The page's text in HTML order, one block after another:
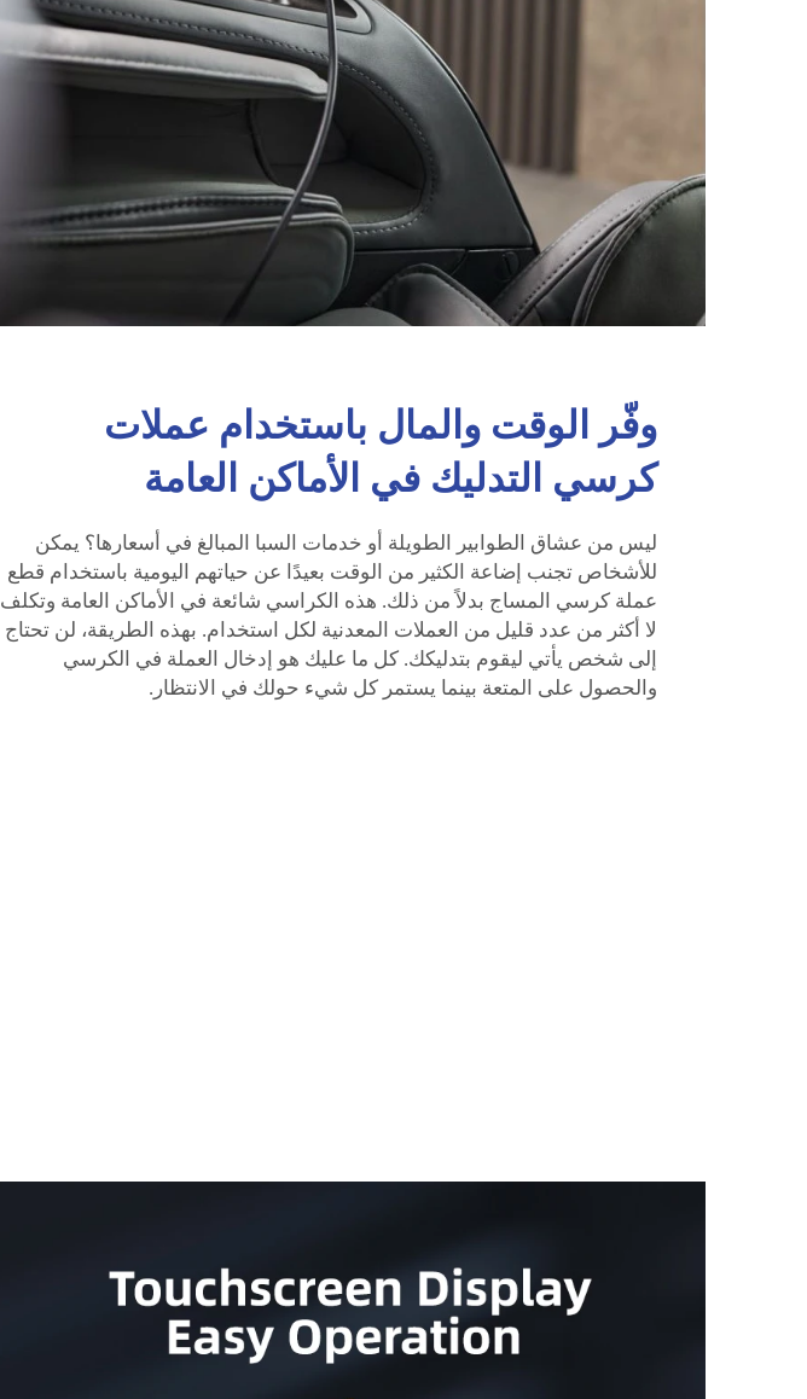
وفّر الوقت والمال باستخدام عملات
كرسي التدليك في الأماكن العامة
ليس من عشاق الطوابير الطويلة أو خدمات السبا المبالغ في أسعارها؟ يمكن
للأشخاص تجنب إضاعة الكثير من الوقت بعيدًا عن حياتهم اليومية باستخدام قطع
عملة كرسي المساج بدلاً من ذلك. هذه الكراسي شائعة في الأماكن العامة وتكلف
لا أكثر من عدد قليل من العملات المعدنية لكل استخدام. بهذه الطريقة، لن تحتاج
إلى شخص يأتي ليقوم بتدليكك. كل ما عليك هو إدخال العملة في الكرسي
والحصول على المتعة بينما يستمر كل شيء حولك في الانتظار.